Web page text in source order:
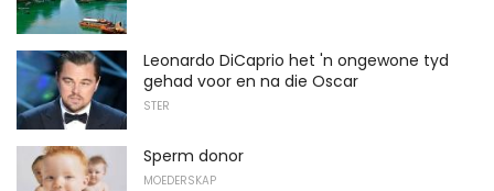
Leonardo DiCaprio het 'n ongewone tyd
gehad voor en na die Oscar
STER
Sperm donor
MOEDERSKAP